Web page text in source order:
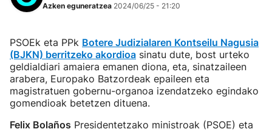
Azken eguneratzea 2024/06/25 - 21:20
PSOEk eta PPk Botere Judizialaren Kontseilu Nagusia
(BJKN) berritzeko akordioa sinatu dute, bost urteko
geldialdiari amaiera emanen diona, eta, sinatzaileen
arabera, Europako Batzordeak epaileen eta
magistratuen gobernu-organoa izendatzeko egindako
gomendioak betetzen dituena.
Felix Bolaños Presidentetzako ministroak (PSOE) eta